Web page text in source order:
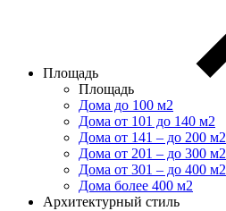
Площадь
Площадь
Дома до 100 м2
Дома от 101 до 140 м2
Дома от 141 – до 200 м2
Дома от 201 – до 300 м2
Дома от 301 – до 400 м2
Дома более 400 м2
Архитектурный стиль